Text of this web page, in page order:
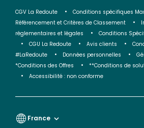
CGV La Redoute
Conditions spécifiques
Référencement et Critères de Classement
réglementaires et légales
Conditions
CGU La Redoute
Avis clients
#LaRedoute
Données personnelles
*Conditions des Offres
**Conditions de
Accessibilité : non conforme
France